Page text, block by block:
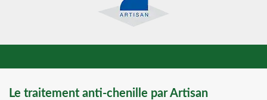
Le traitement anti-chenille par Artisan